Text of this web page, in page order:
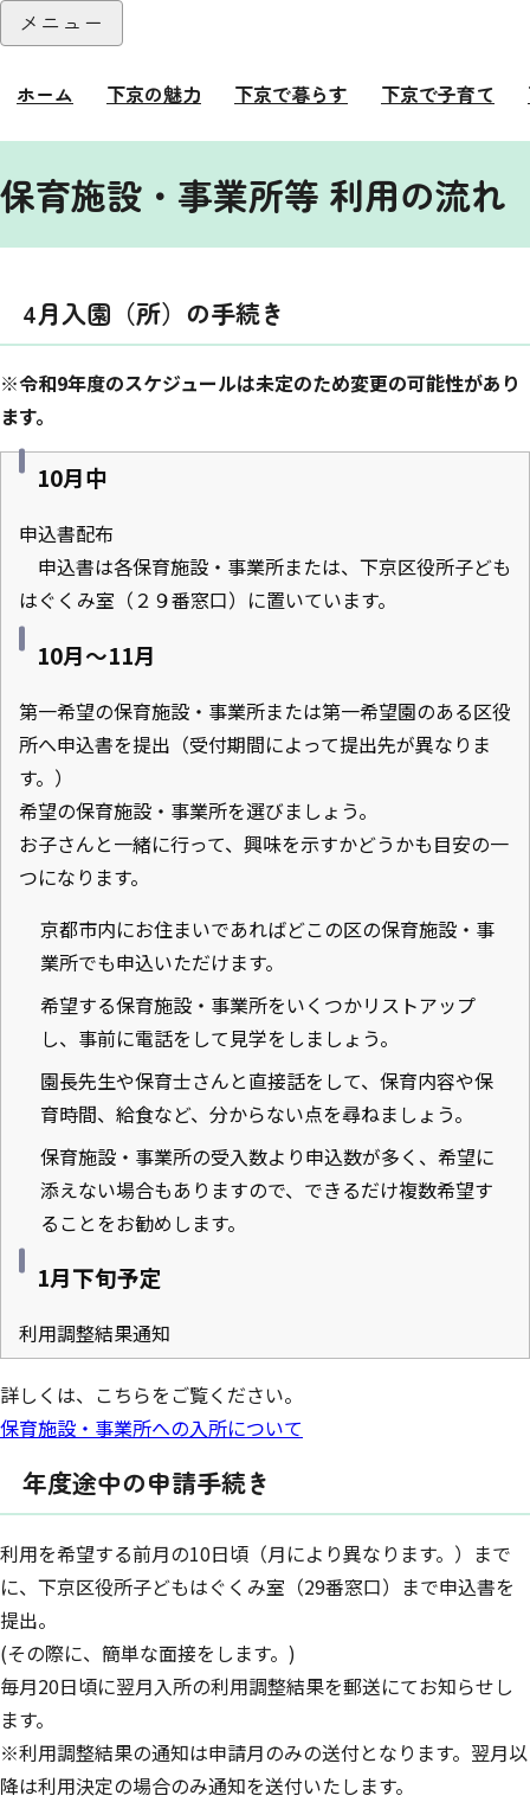
本文へ
メニュー
ホーム 下京の魅力 下京で暮らす 下京で子育て
保育施設・事業所等 利用の流れ
4月入園（所）の手続き
※令和9年度のスケジュールは未定のため変更の可能性があり
ます。
10月中
申込書配布
申込書は各保育施設・事業所または、下京区役所子ども
はぐくみ室（２９番窓口）に置いています。
10月～11月
第一希望の保育施設・事業所または第一希望園のある区役
所へ申込書を提出（受付期間によって提出先が異なりま
す。）
希望の保育施設・事業所を選びましょう。
お子さんと一緒に行って、興味を示すかどうかも目安の一
つになります。
京都市内にお住まいであればどこの区の保育施設・事
業所でも申込いただけます。
希望する保育施設・事業所をいくつかリストアップ
し、事前に電話をして見学をしましょう。
園長先生や保育士さんと直接話をして、保育内容や保
育時間、給食など、分からない点を尋ねましょう。
保育施設・事業所の受入数より申込数が多く、希望に
添えない場合もありますので、できるだけ複数希望す
ることをお勧めします。
1月下旬予定
利用調整結果通知
詳しくは、こちらをご覧ください。
保育施設・事業所への入所について
年度途中の申請手続き
利用を希望する前月の10日頃（月により異なります。）まで
に、下京区役所子どもはぐくみ室（29番窓口）まで申込書を
提出。
(その際に、簡単な面接をします。)
毎月20日頃に翌月入所の利用調整結果を郵送にてお知らせし
ます。
※利用調整結果の通知は申請月のみの送付となります。翌月以
降は利用決定の場合のみ通知を送付いたします。